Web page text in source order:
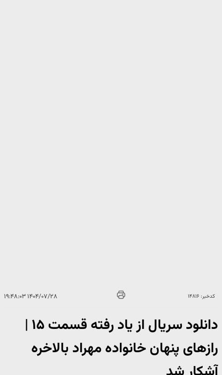
کدخبر: ۱۴۸۱۶ ۱۴۰۴/۰۷/۲۸ ۱۹:۴۸:۰۳
دانلود سریال از یاد رفته قسمت ۱۵ |
رازهای پنهان خانواده مهراد بالاخره